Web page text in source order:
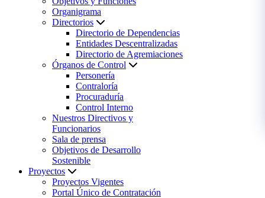
Organigrama
Directorios
Directorio de Dependencias
Entidades Descentralizadas
Directorio de Agremiaciones
Órganos de Control
Personería
Contraloría
Procuraduría
Control Interno
Nuestros Directivos y
Funcionarios
Sala de prensa
Objetivos de Desarrollo
Sostenible
Proyectos
Proyectos Vigentes
Portal Único de Contratación